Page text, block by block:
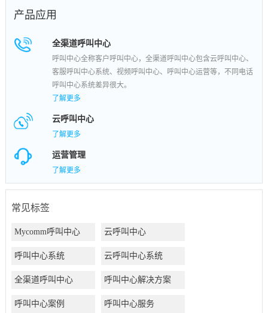
产品应用
全渠道呼叫中心
呼叫中心全称客户呼叫中心，全渠道呼叫中心包含云呼叫中心、
客服呼叫中心系统、视频呼叫中心、呼叫中心运营等，不同电话
呼叫中心系统差异很大。
了解更多
云呼叫中心
了解更多
运营管理
了解更多
常见标签
Mycomm呼叫中心 云呼叫中心
呼叫中心系统 云呼叫中心系统
全渠道呼叫中心 呼叫中心解决方案
呼叫中心案例 呼叫中心服务